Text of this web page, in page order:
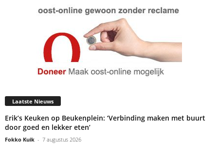
podcast
www.oostcast.nl/koloniaal-oud-oost
Laatste Nieuws
Erik’s Keuken op Beukenplein: ‘Verbinding maken met buurt
door goed en lekker eten’
Fokko Kuik - 7 augustus 2026